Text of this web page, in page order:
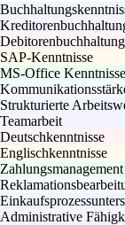
Debitorenbuchhaltung
SAP-Kenntnisse
MS-Office Kenntnisse
Strukturierte
Teamarbeit
Deutschkenntnisse
Englischkenntnisse
Zahlungsmanagement
Administrative